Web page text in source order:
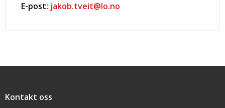
E-post: jakob.tveit@lo.no
Snarveier
Kontakt oss